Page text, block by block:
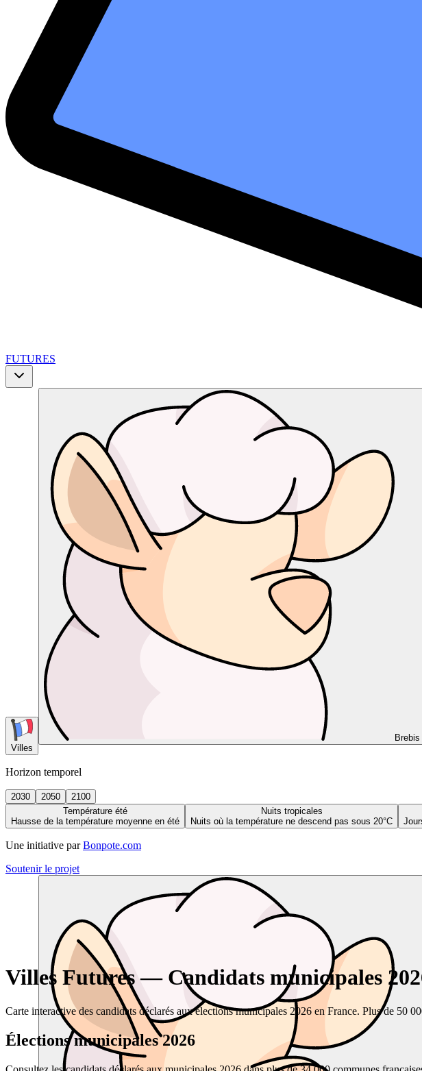
FUTURES
Villes
Horizon temporel
2030 2050
2100
Température été
Hausse de la température moyenne en été
Nuits tropicales
Nuits où la température ne descend pas sous 20°C
Une initiative par Bonpote.com
Soutenir le projet
Villes Futures — Candidats municipales
Carte interactive des candidats déclarés aux élections municipales 2026 en France. Plus de 50
Élections municipales 2026